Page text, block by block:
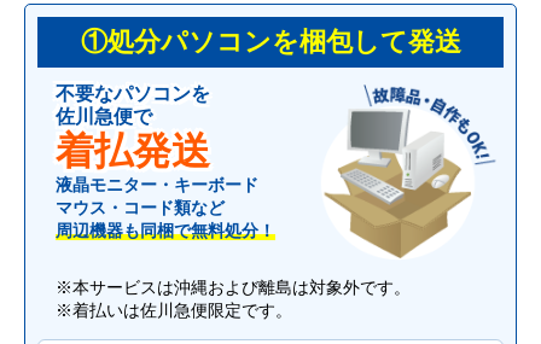
①処分パソコンを梱包して発送
不要なパソコンを
佐川急便で
着払発送
液晶モニター・キーボード
マウス・コード類など
周辺機器も同梱で無料処分！
※本サービスは沖縄および離島は対象外です。
※着払いは佐川急便限定です。